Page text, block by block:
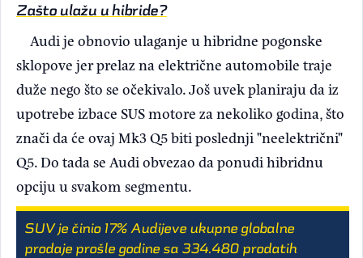
Zašto ulažu u hibride?
Audi je obnovio ulaganje u hibridne pogonske
sklopove jer prelaz na električne automobile traje
duže nego što se očekivalo. Još uvek planiraju da iz
upotrebe izbace SUS motore za nekoliko godina, što
znači da će ovaj Mk3 Q5 biti poslednji "neelektrični"
Q5. Do tada se Audi obvezao da ponudi hibridnu
opciju u svakom segmentu.
SUV je činio 17% Audijeve ukupne globalne
prodaje prošle godine sa 334.480 prodatih